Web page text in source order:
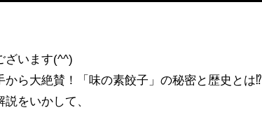
ざいます(^^)
ら大絶賛！「味の素餃子」の秘密と歴史とは⁉︎
をいかして、